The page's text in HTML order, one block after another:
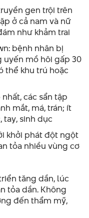
gen trội trên
ở cả nam và nữ
như khảm trai
bệnh nhân bị
uyến mồ hôi gấp 30
thể khu trú hoặc
các sẩn tập
mắt, má, trán; ít
tay, sinh dục
khởi phát đột ngột
tỏa nhiều vùng cơ
tăng dần, lúc
tỏa dần. Không
đến thẩm mỹ,